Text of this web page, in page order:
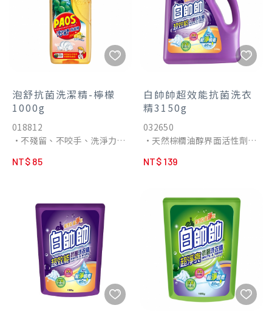
泡舒抗菌洗潔精-檸檬
1000g
018812
•不殘留、不咬手、洗淨力強
垢
NT$ 85
白帥帥超效能抗菌洗衣
精3150g
032650
•天然棕櫚油醇界面活性劑
•低泡沫配方，省水不殘留
NT$ 139